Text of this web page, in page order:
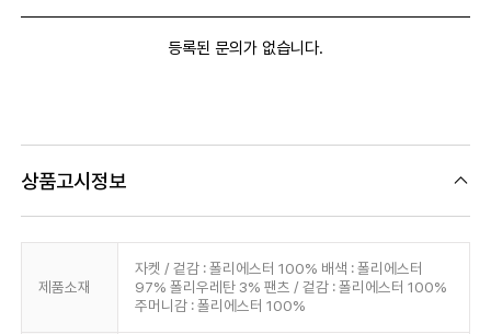
등록된 문의가 없습니다.
상품고시정보
제품소재
자켓 / 겉감 : 폴리에스터 100% 배색 : 폴리에스터
97% 폴리우레탄 3% 팬츠 / 겉감 : 폴리에스터 100%
주머니감 : 폴리에스터 100%